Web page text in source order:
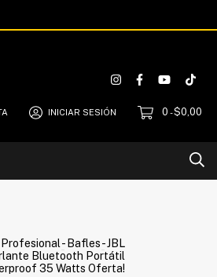
INICIAR SESIÓN 0 -$0,00
Profesional- Bafles-JBL
Bluetooth Portátil
35 Watts Oferta!